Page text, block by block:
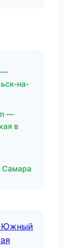
—
на-
—
в
Самара
Южный